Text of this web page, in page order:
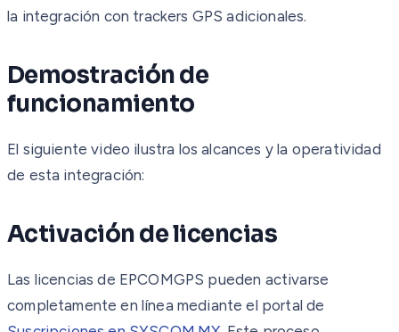
la integración con trackers GPS adicionales.
Demostración de
funcionamiento
El siguiente video ilustra los alcances y la operatividad
de esta integración:
Activación de licencias
Las licencias de EPCOMGPS pueden activarse
completamente en línea mediante el portal de